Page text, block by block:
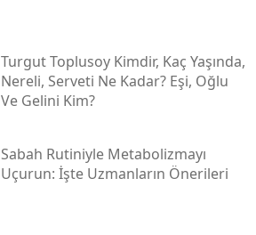
Turgut Toplusoy Kimdir, Kaç Yaşında,
Nereli, Serveti Ne Kadar? Eşi, Oğlu
Ve Gelini Kim?
Sabah Rutiniyle Metabolizmayı
Uçurun: İşte Uzmanların Önerileri